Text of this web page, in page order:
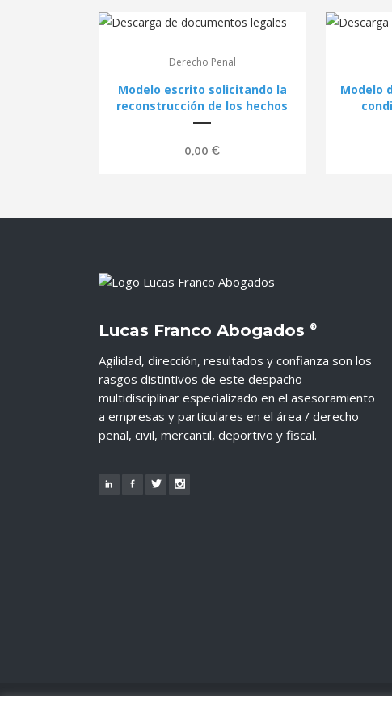
Derecho Penal
Modelo escrito solicitando la
reconstrucción de los hechos
0,00 €
Modelo
Lucas Franco Abogados ®
Agilidad, dirección, resultados y confianza son los
rasgos distintivos de este despacho
multidisciplinar especializado en el asesoramiento
a empresas y particulares en el área / derecho
penal, civil, mercantil, deportivo y fiscal.